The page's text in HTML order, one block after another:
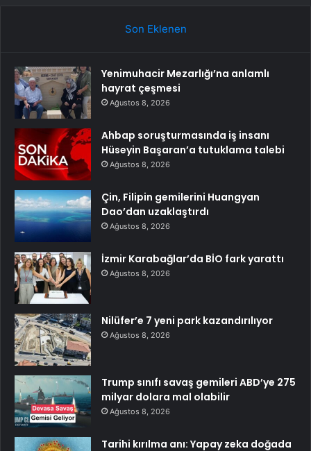
Son Eklenen
Yenimuhacir Mezarlığı’na anlamlı
hayrat çeşmesi
Ağustos 8, 2026
Ahbap soruşturmasında iş insanı
Hüseyin Başaran’a tutuklama talebi
Ağustos 8, 2026
Çin, Filipin gemilerini Huangyan
Dao’dan uzaklaştırdı
Ağustos 8, 2026
İzmir Karabağlar’da BİO fark yarattı
Ağustos 8, 2026
Nilüfer’e 7 yeni park kazandırılıyor
Ağustos 8, 2026
Trump sınıfı savaş gemileri ABD’ye 275
milyar dolara mal olabilir
Ağustos 8, 2026
Tarihi kırılma anı: Yapay zeka doğada